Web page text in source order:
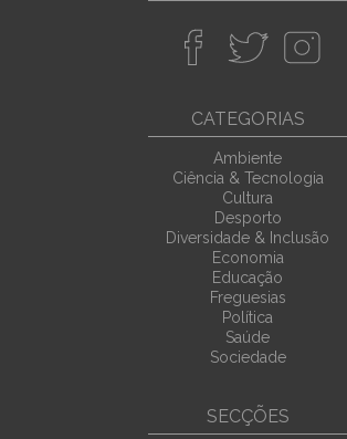
CATEGORIAS
Ambiente
Ciência & Tecnologia
Cultura
Desporto
Diversidade & Inclusão
Economia
Educação
Freguesias
Política
Saúde
Sociedade
SECÇÕES